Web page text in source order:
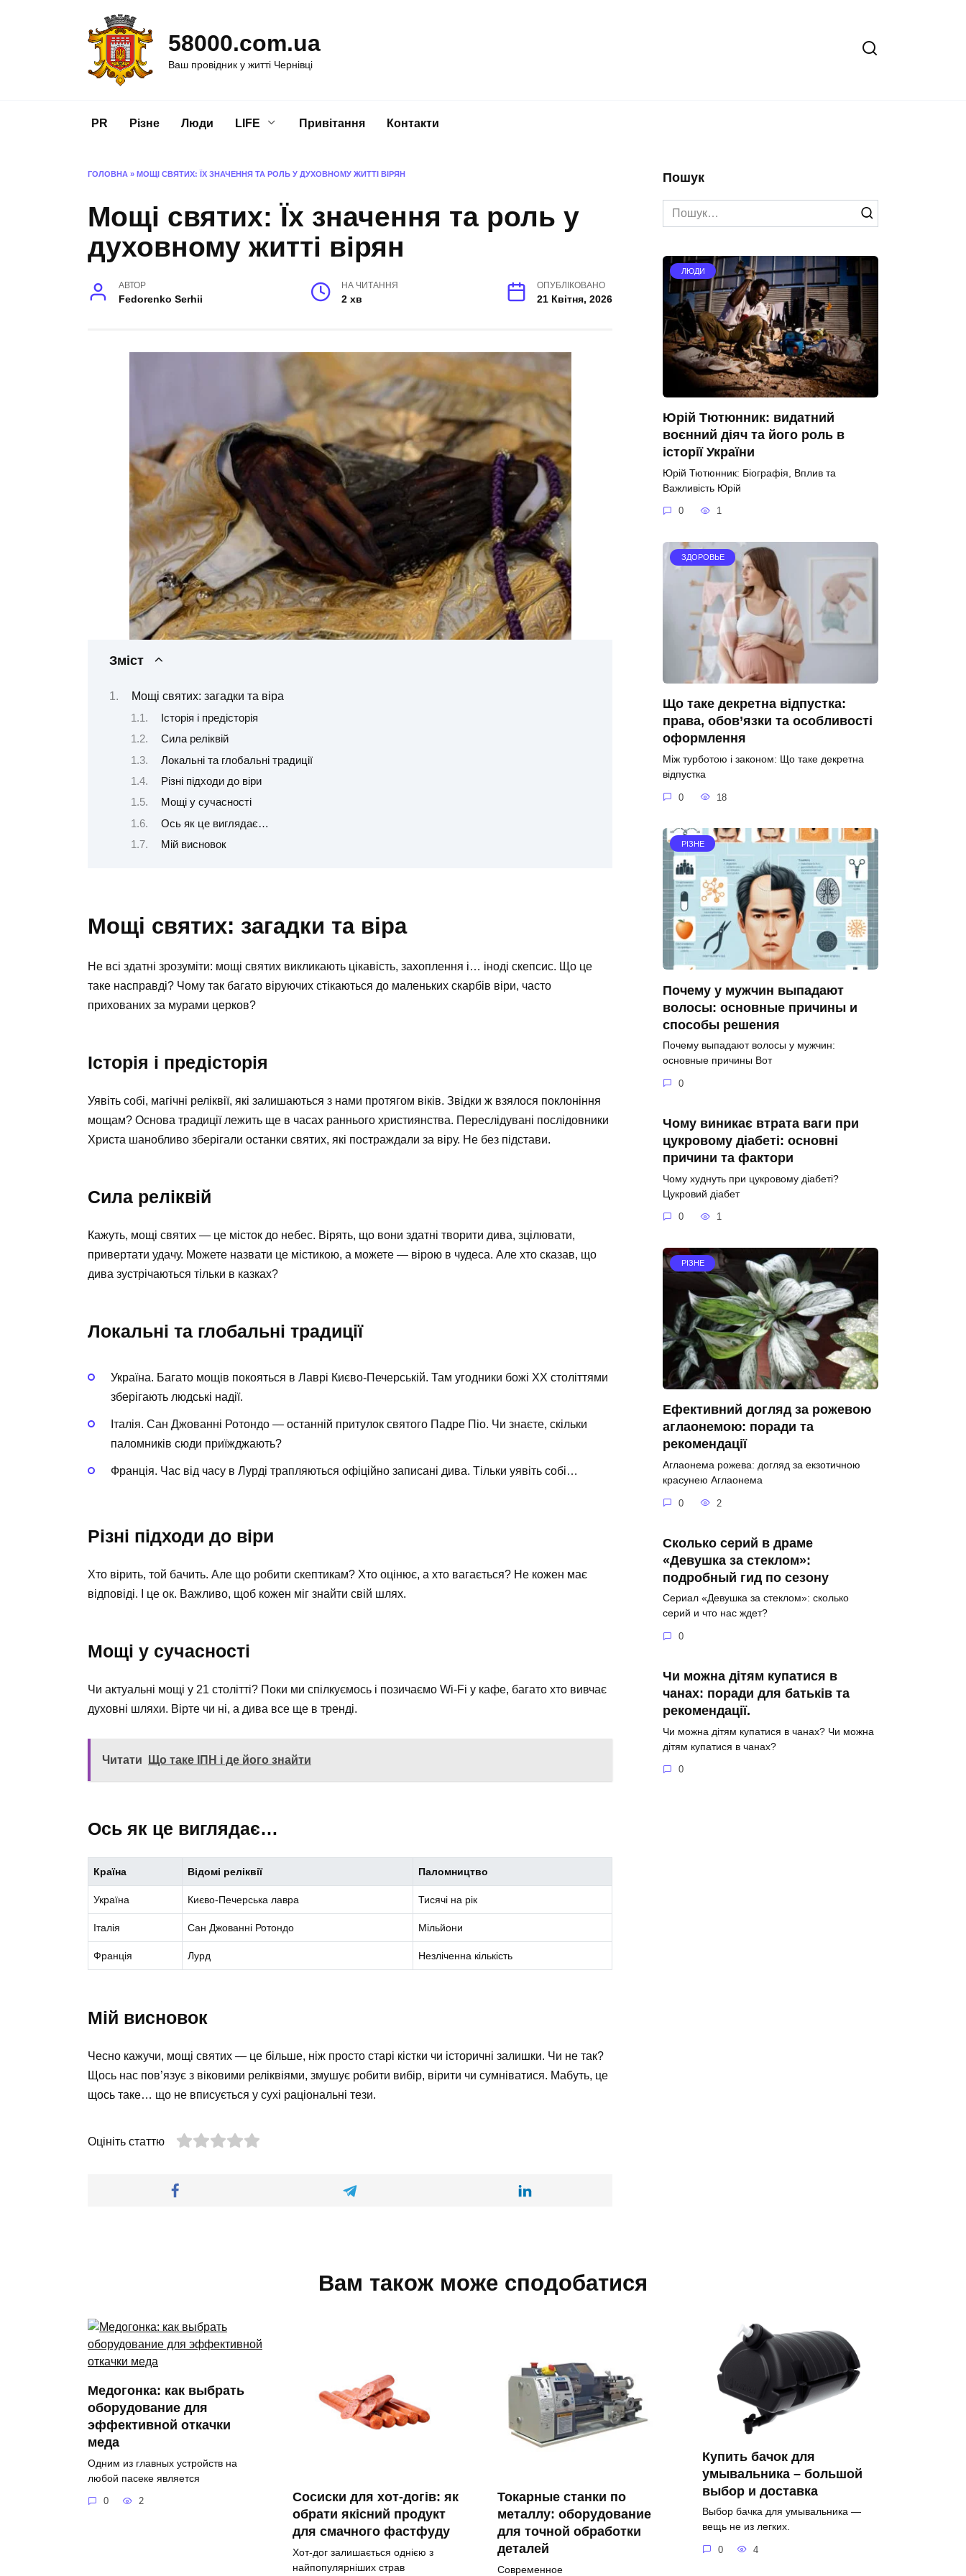
58000.com.ua
Ваш провідник у житті Чернівці
PR Різне Люди LIFE Привітання Контакти
ГОЛОВНА » МОЩІ СВЯТИХ: ЇХ ЗНАЧЕННЯ ТА РОЛЬ У ДУХОВНОМУ ЖИТТІ ВІРЯН
Мощі святих: Їх значення та роль у
духовному житті вірян
АВТОР
Fedorenko Serhii
НА ЧИТАННЯ
2 хв
ОПУБЛІКОВАНО
21 Квітня, 2026
Зміст
Мощі святих: загадки та віра
Історія і предісторія
Сила реліквій
Локальні та глобальні традиції
Різні підходи до віри
Мощі у сучасності
Ось як це виглядає…
Мій висновок
Мощі святих: загадки та віра
Не всі здатні зрозуміти: мощі святих викликають цікавість, захоплення і… іноді скепсис. Що це
таке насправді? Чому так багато віруючих стікаються до маленьких скарбів віри, часто
прихованих за мурами церков?
Історія і предісторія
Уявіть собі, магічні реліквії, які залишаються з нами протягом віків. Звідки ж взялося поклоніння
мощам? Основа традиції лежить ще в часах раннього християнства. Переслідувані послідовники
Христа шанобливо зберігали останки святих, які постраждали за віру. Не без підстави.
Сила реліквій
Кажуть, мощі святих — це місток до небес. Вірять, що вони здатні творити дива, зцілювати,
привертати удачу. Можете назвати це містикою, а можете — вірою в чудеса. Але хто сказав, що
дива зустрічаються тільки в казках?
Локальні та глобальні традиції
Україна. Багато мощів покояться в Лаврі Києво-Печерській. Там угодники божі ХХ століттями
зберігають людські надії.
Італія. Сан Джованні Ротондо — останній притулок святого Падре Піо. Чи знаєте, скільки
паломників сюди приїжджають?
Франція. Час від часу в Лурді трапляються офіційно записані дива. Тільки уявіть собі…
Різні підходи до віри
Хто вірить, той бачить. Але що робити скептикам? Хто оцінює, а хто вагається? Не кожен має
відповіді. І це ок. Важливо, щоб кожен міг знайти свій шлях.
Мощі у сучасності
Чи актуальні мощі у 21 столітті? Поки ми спілкуємось і позичаємо Wi-Fi у кафе, багато хто вивчає
духовні шляхи. Вірте чи ні, а дива все ще в тренді.
Читати Що таке ІПН і де його знайти
Ось як це виглядає…
Країна Відомі реліквії Паломництво
Україна Києво-Печерська лавра Тисячі на рік
Італія Сан Джованні Ротондо Мільйони
Франція Лурд Незліченна кількість
Мій висновок
Чесно кажучи, мощі святих — це більше, ніж просто старі кістки чи історичні залишки. Чи не так?
Щось нас пов’язує з віковими реліквіями, змушує робити вибір, вірити чи сумніватися. Мабуть, це
щось таке… що не вписується у сухі раціональні тези.
Оцініть статтю
Пошук
Search
for:
ЛЮДИ
Юрій Тютюнник: видатний
воєнний діяч та його роль в
історії України
Юрій Тютюнник: Біографія, Вплив та
Важливість Юрій
0 1
ЗДОРОВЬЕ
Що таке декретна відпустка:
права, обов’язки та особливості
оформлення
Між турботою і законом: Що таке декретна
відпустка
0 18
РІЗНЕ
Почему у мужчин выпадают
волосы: основные причины и
способы решения
Почему выпадают волосы у мужчин:
основные причины Вот
0
Чому виникає втрата ваги при
цукровому діабеті: основні
причини та фактори
Чому худнуть при цукровому діабеті?
Цукровий діабет
0 1
РІЗНЕ
Ефективний догляд за рожевою
аглаонемою: поради та
рекомендації
Аглаонема рожева: догляд за екзотичною
красунею Аглаонема
0 2
Сколько серий в драме
«Девушка за стеклом»:
подробный гид по сезону
Сериал «Девушка за стеклом»: сколько
серий и что нас ждет?
0
Чи можна дітям купатися в
чанах: поради для батьків та
рекомендації.
Чи можна дітям купатися в чанах? Чи можна
дітям купатися в чанах?
0
Вам також може сподобатися
Медогонка: как выбрать
оборудование для
эффективной откачки
меда
Одним из главных устройств на
любой пасеке является
0 2
Сосиски для хот-догів: як
обрати якісний продукт
для смачного фастфуду
Хот-дог залишається однією з
найпопулярніших страв
Токарные станки по
металлу: оборудование
для точной обработки
деталей
Современное
Купить бачок для
умывальника – большой
выбор и доставка
Выбор бачка для умывальника —
вещь не из легких.
0 4